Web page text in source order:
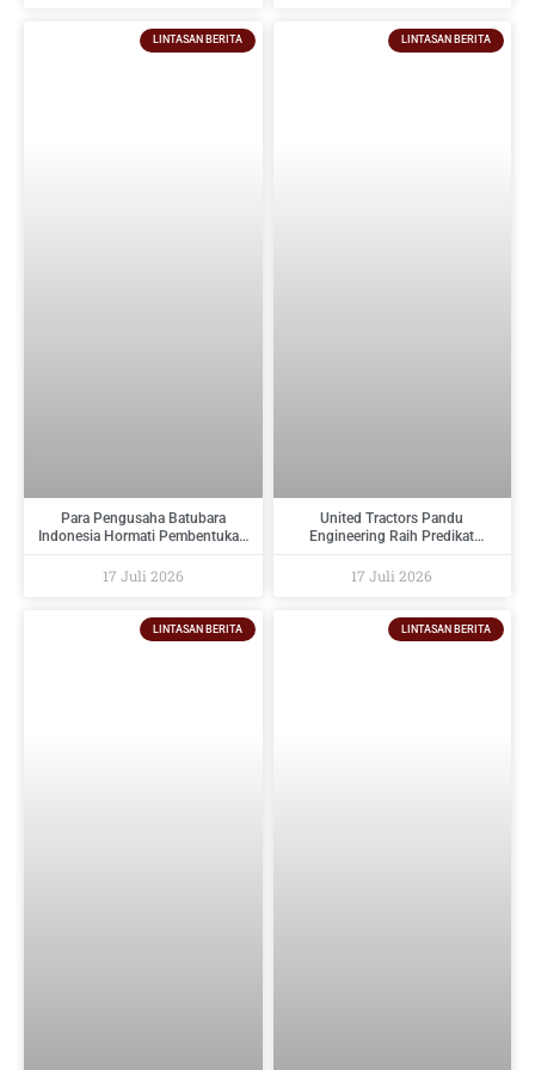
LINTASAN BERITA
Para Pengusaha Batubara
Indonesia Hormati Pembentukan
Indonesia Dan Berikan Saran
17 Juli 2026
LINTASAN BERITA
United Tractors Pandu
Engineering Raih Predikat
Regulatory Compliance Awards
17 Juli 2026
LINTASAN BERITA LINTASAN BERITA